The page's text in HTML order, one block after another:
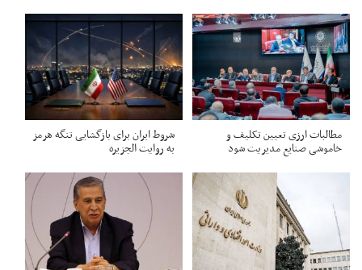
مطالبات ارزی تعیین تکلیف و
خاموشی صنایع مدیریت شود
شروط ایران برای بازگشایی تنگه هرمز
به روایت الجزیره